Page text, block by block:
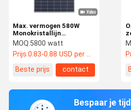
Max. vermogen 580W
Monokristallijn
zonnepanelen
Residentiële zonne-
energiesystemen
MOQ:5800 watt
Prijs:0.83-0.88 USD per watt
Beste prijs
contact
Bespaar je tijd